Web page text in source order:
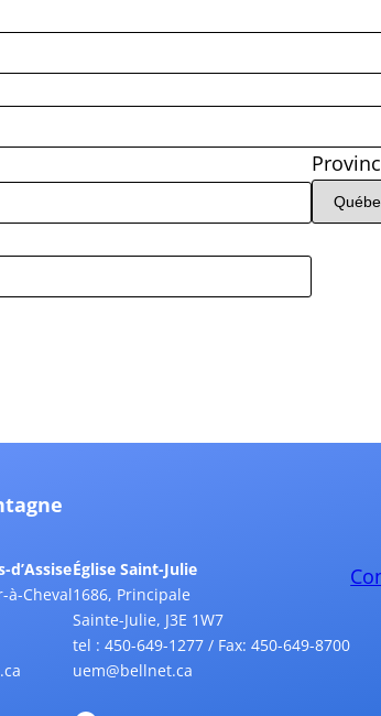
d’Assise
à-Cheval
Église Saint-Julie
1686, Principale
Sainte-Julie, J3E 1W7
tel : 450-649-1277 / Fax: 450-649-8700
uem@bellnet.ca